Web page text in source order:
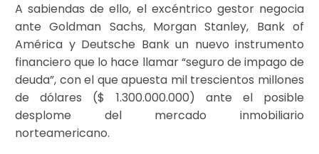
A sabiendas de ello, el excéntrico gestor negocia
ante Goldman Sachs, Morgan Stanley, Bank of
América y Deutsche Bank un nuevo instrumento
financiero que lo hace llamar “seguro de impago de
deuda”, con el que apuesta mil trescientos millones
de dólares ($ 1.300.000.000) ante el posible
desplome del mercado inmobiliario
norteamericano.